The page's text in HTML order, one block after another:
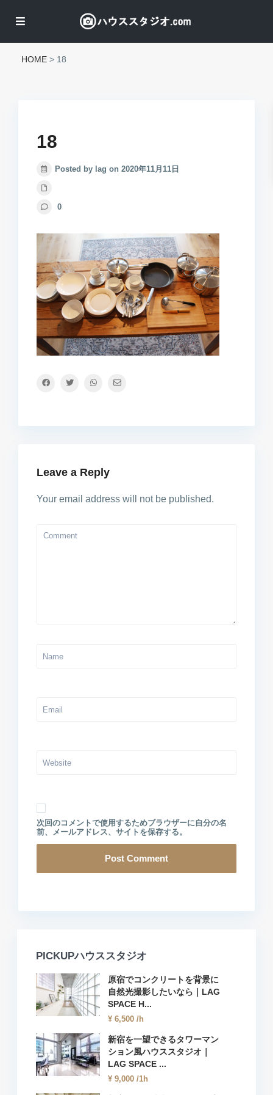
HOME > 18
18
Posted by lag on 2020年11月11日
0
Leave a Reply
Your email address will not be published.
次回のコメントで使用するためブラウザーに自分の名
前、メールアドレス、サイトを保存する。
PICKUPハウススタジオ
原宿でコンクリートを背景に
自然光撮影したいなら｜LAG
SPACE H...
¥ 6,500 /h
新宿を一望できるタワーマン
ション風ハウススタジオ｜
LAG SPACE ...
¥ 9,000 /1h